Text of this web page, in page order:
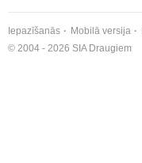
Iepazīšanās Mobilā versija
© 2004 - 2026 SIA Draugiem